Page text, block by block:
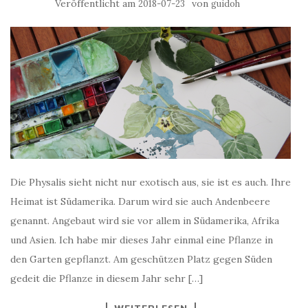
Veröffentlicht am 2018-07-23 von guidoh
Die Physalis sieht nicht nur exotisch aus, sie ist es auch. Ihre
Heimat ist Südamerika. Darum wird sie auch Andenbeere
genannt. Angebaut wird sie vor allem in Südamerika, Afrika
und Asien. Ich habe mir dieses Jahr einmal eine Pflanze in
den Garten gepflanzt. Am geschützen Platz gegen Süden
gedeit die Pflanze in diesem Jahr sehr […]